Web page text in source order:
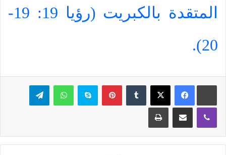
المتقدة بالكبريت (رؤيا 19: 19-
20).
بينتيريستسكايب واتساب تيلقرام
ڤايبر مشاركة عبر البريد طباعة